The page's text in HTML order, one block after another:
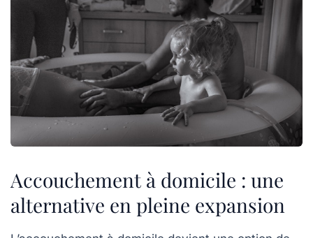
Accouchement à domicile : une
alternative en pleine expansion